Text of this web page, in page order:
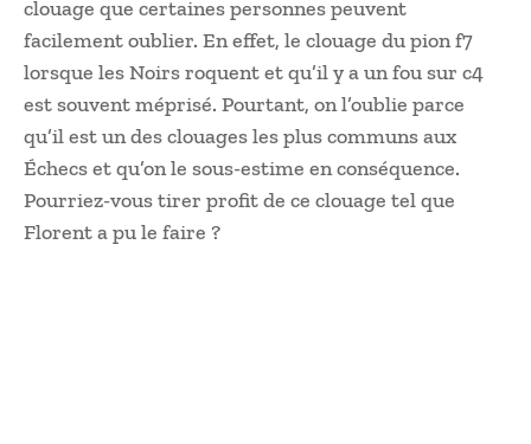
clouage que certaines personnes peuvent
facilement oublier. En effet, le clouage du pion f7
lorsque les Noirs roquent et qu’il y a un fou sur c4
est souvent méprisé. Pourtant, on l’oublie parce
qu’il est un des clouages les plus communs aux
Échecs et qu’on le sous-estime en conséquence.
Pourriez-vous tirer profit de ce clouage tel que
Florent a pu le faire ?